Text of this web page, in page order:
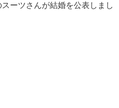
ーツさんが結婚を公表しまし